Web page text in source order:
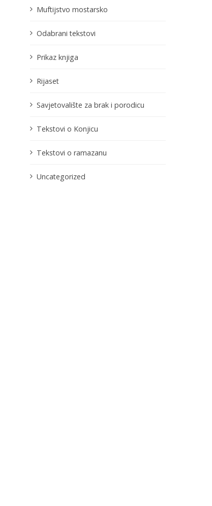
Muftijstvo mostarsko
Odabrani tekstovi
Prikaz knjiga
Rijaset
Savjetovalište za brak i porodicu
Tekstovi o Konjicu
Tekstovi o ramazanu
Uncategorized